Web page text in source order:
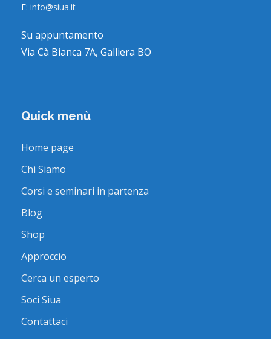
E: info@siua.it
Su appuntamento
Via Cà Bianca 7A, Galliera BO
Quick menù
Home page
Chi Siamo
Corsi e seminari in partenza
Blog
Shop
Approccio
Cerca un esperto
Soci Siua
Contattaci